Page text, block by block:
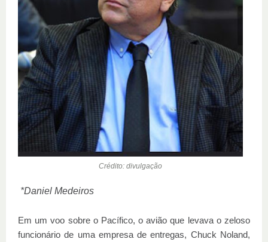
Crédito: divulgação
*Daniel Medeiros
Em um voo sobre o Pacífico, o avião que levava o zeloso
funcionário de uma empresa de entregas, Chuck Noland,